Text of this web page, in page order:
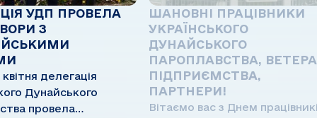
УДП ПРОВЕЛА
З
делегація
Дунайського
провела
ШАНОВНІ ПРАЦІВНИКИ
УКРАЇНСЬКОГО
ДУНАЙСЬКОГО
ПАРОПЛАВСТВА,
ПІДПРИЄМСТВА,
ПАРТНЕРИ!
Вітаємо вас з Днем